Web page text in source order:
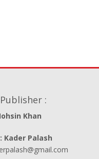
:
Khan
Kader Palash